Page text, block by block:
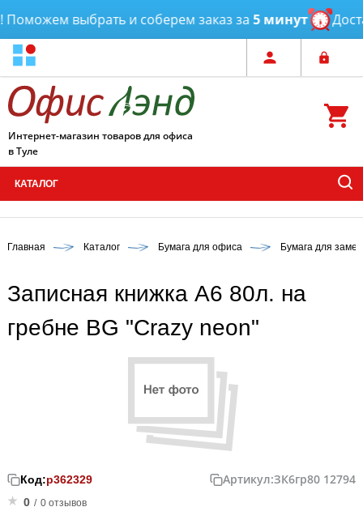
выбрать и соберем заказ за5 минут
Интернет-магазин товаров для офиса
в Туле
КАТАЛОГ
Главная Каталог Бумага для офиса Бумага для
Записная книжка А6 80л. на
гребне BG "Crazy neon"
Код:р362329 Артикул:ЗК6гр80 12794
0 / 0 отзывов